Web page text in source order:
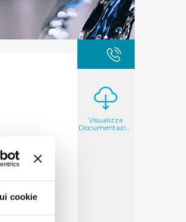
cookie
Visualizza
Documentazione